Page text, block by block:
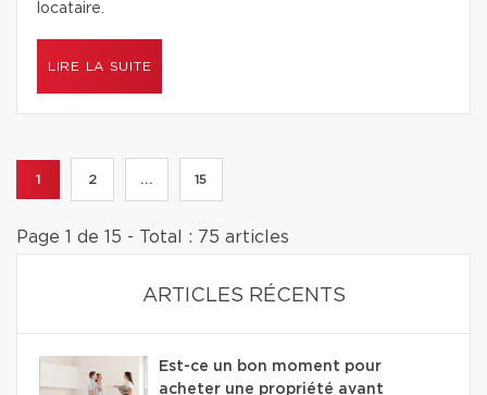
locataire.
LIRE LA SUITE
1 2 ... 15
Page 1 de 15 - Total : 75 articles
ARTICLES RÉCENTS
Est-ce un bon moment pour
acheter une propriété avant